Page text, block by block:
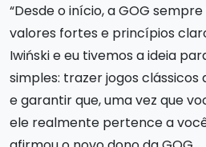
“Desde o início, a GOG
valores fortes e princípios
Iwiński e eu tivemos a ideia
simples: trazer jogos clássicos
e garantir que, uma vez que
ele realmente pertence a